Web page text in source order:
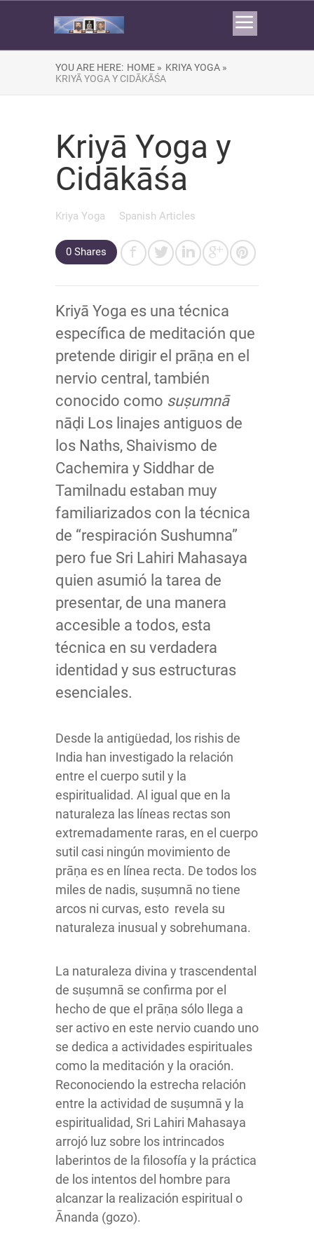
YOU ARE HERE: HOME » KRIYA YOGA »
KRIYĀ YOGA Y CIDĀKĀŚA
Kriyā Yoga y
Cidākāśa
Kriya Yoga Spanish Articles
0 Shares
Kriyā Yoga es una técnica
específica de meditación que
pretende dirigir el prāṇa en el
nervio central, también
conocido como suṣumnā
nāḍi Los linajes antiguos de
los Naths, Shaivismo de
Cachemira y Siddhar de
Tamilnadu estaban muy
familiarizados con la técnica
de “respiración Sushumna”
pero fue Sri Lahiri Mahasaya
quien asumió la tarea de
presentar, de una manera
accesible a todos, esta
técnica en su verdadera
identidad y sus estructuras
esenciales.
Desde la antigüedad, los rishis de
India han investigado la relación
entre el cuerpo sutil y la
espiritualidad. Al igual que en la
naturaleza las líneas rectas son
extremadamente raras, en el cuerpo
sutil casi ningún movimiento de
prāṇa es en línea recta. De todos los
miles de nadis, suṣumnā no tiene
arcos ni curvas, esto revela su
naturaleza inusual y sobrehumana.
La naturaleza divina y trascendental
de suṣumnā se confirma por el
hecho de que el prāṇa sólo llega a
ser activo en este nervio cuando uno
se dedica a actividades espirituales
como la meditación y la oración.
Reconociendo la estrecha relación
entre la actividad de suṣumnā y la
espiritualidad, Sri Lahiri Mahasaya
arrojó luz sobre los intrincados
laberintos de la filosofía y la práctica
de los intentos del hombre para
alcanzar la realización espiritual o
Ānanda (gozo).